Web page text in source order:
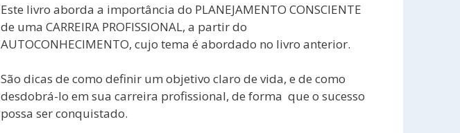
Este livro aborda a importância do PLANEJAMENTO CONSCIENTE
de uma CARREIRA PROFISSIONAL, a partir do
AUTOCONHECIMENTO, cujo tema é abordado no livro anterior.
São dicas de como definir um objetivo claro de vida, e de como
desdobrá-lo em sua carreira profissional, de forma que o sucesso
possa ser conquistado.